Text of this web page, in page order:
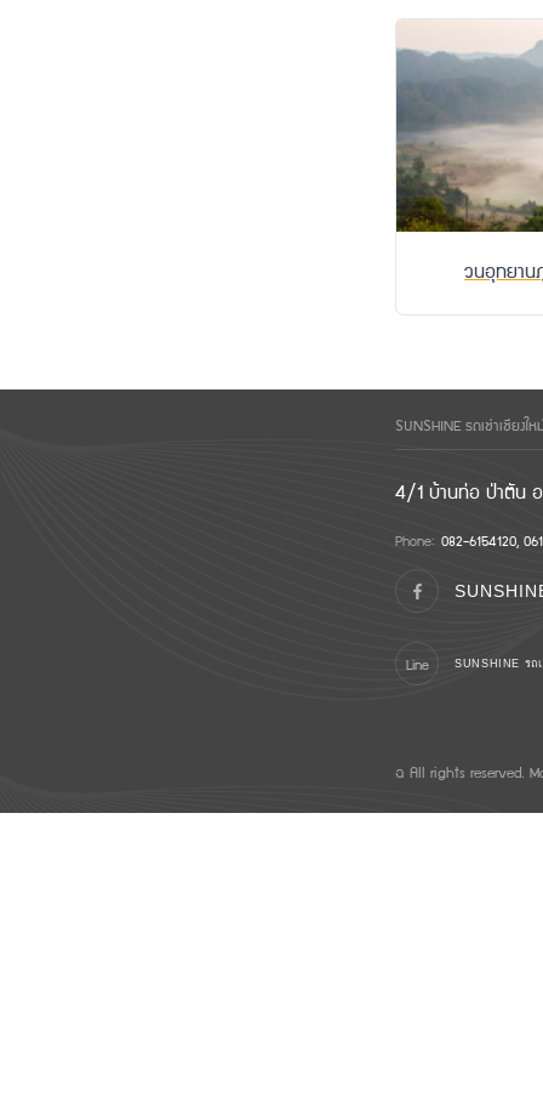
วนอุทยาน
SUNSHINE รถเช่าเชียง
4/1 บ้านท่อ ป่าตัน อ
Phone: 082-6154120,
Line SUNSHINE รถ
© All rights reserved.